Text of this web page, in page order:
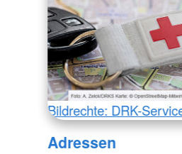
Bildrechte: DRK-
Adressen